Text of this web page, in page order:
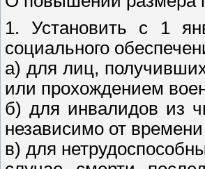
1. Установить с 1
социального
а) для лиц,
или прохождением
б) для инвалидов из
независимо от
в) для